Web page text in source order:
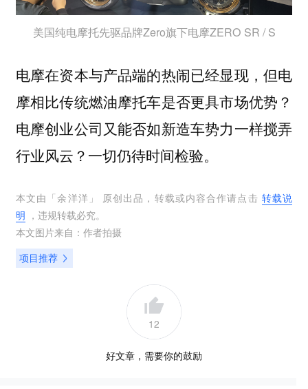
美国纯电摩托先驱品牌Zero旗下电摩ZERO SR / S
电摩在资本与产品端的热闹已经显现，但电
摩相比传统燃油摩托车是否更具市场优势？
电摩创业公司又能否如新造车势力一样搅弄
行业风云？一切仍待时间检验。
本文由「余洋洋 」 原创出品，转载或内容合作请点击 转载说
明 ，违规转载必究。
本文图片来自： 作者拍摄
项目推荐
12
好文章，需要你的鼓励